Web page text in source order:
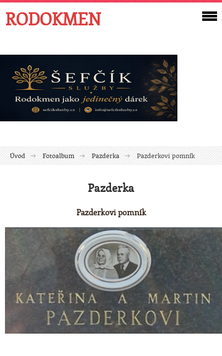
RODOKMEN
Úvod Fotoalbum Pazderka Pazderkovi pomník
Pazderka
Pazderkovi pomník